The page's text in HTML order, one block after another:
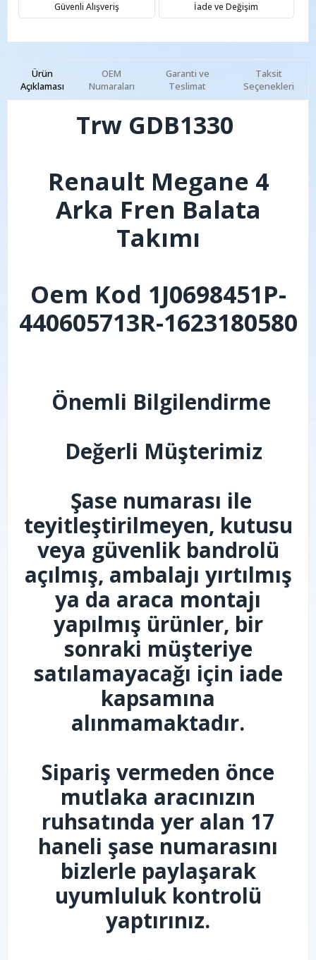
Güvenli Alışveriş İade ve Değişim
Ürün
Açıklaması
Garanti ve
Teslimat
Taksit
Seçenekleri
OEM
Numaraları
Trw GDB1330
Renault Megane 4
Arka Fren Balata
Takımı
Oem Kod 1J0698451P-
440605713R-1623180580
Önemli Bilgilendirme
Değerli Müşterimiz
Şase numarası ile
teyitleştirilmeyen, kutusu
veya güvenlik bandrolü
açılmış, ambalajı yırtılmış
ya da araca montajı
yapılmış ürünler, bir
sonraki müşteriye
satılamayacağı için iade
kapsamına
alınmamaktadır.
Sipariş vermeden önce
mutlaka aracınızın
ruhsatında yer alan 17
haneli şase numarasını
bizlerle paylaşarak
uyumluluk kontrolü
yaptırınız.